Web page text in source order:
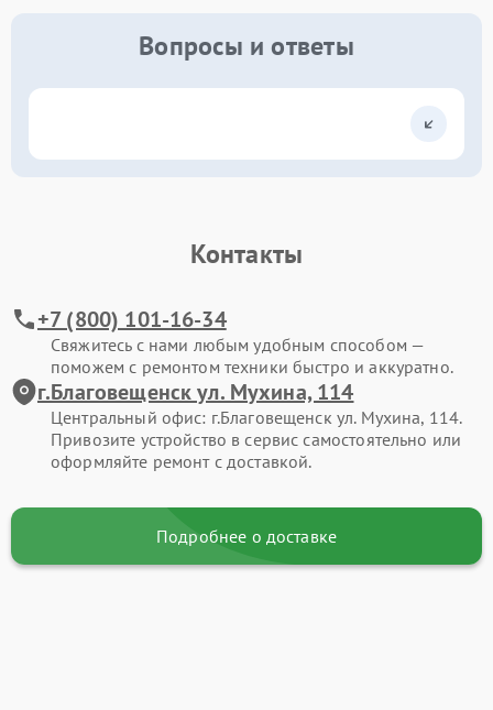
Вопросы и ответы
Контакты
+7 (800) 101-16-34
Свяжитесь с нами любым удобным способом —
поможем с ремонтом техники быстро и аккуратно.
г.Благовещенск ул. Мухина, 114
Центральный офис: г.Благовещенск ул. Мухина, 114.
Привозите устройство в сервис самостоятельно или
оформляйте ремонт с доставкой.
Подробнее о доставке